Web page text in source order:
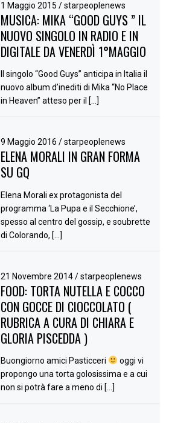
1 Maggio 2015/ starpeoplenews
MUSICA: MIKA “GOOD GUYS ” IL
NUOVO SINGOLO IN RADIO E IN
DIGITALE DA VENERDÌ 1°MAGGIO
Il singolo “Good Guys” anticipa in Italia il
nuovo album d’inediti di Mika “No Place
in Heaven” atteso per il […]
9 Maggio 2016/ starpeoplenews
ELENA MORALI IN GRAN FORMA
SU GQ
Elena Morali ex protagonista del
programma ‘La Pupa e il Secchione’,
spesso al centro del gossip, e soubrette
di Colorando, […]
21 Novembre 2014/ starpeoplenews
FOOD: TORTA NUTELLA E COCCO
CON GOCCE DI CIOCCOLATO (
RUBRICA A CURA DI CHIARA E
GLORIA PISCEDDA )
Buongiorno amici Pasticceri
oggi vi
propongo una torta golosissima e a cui
non si potrà fare a meno di […]